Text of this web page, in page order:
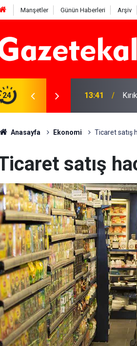
Manşetler Günün Haberleri Arşiv
24
seçildi 13:41
Anasayfa Ekonomi Ticaret satış
satış